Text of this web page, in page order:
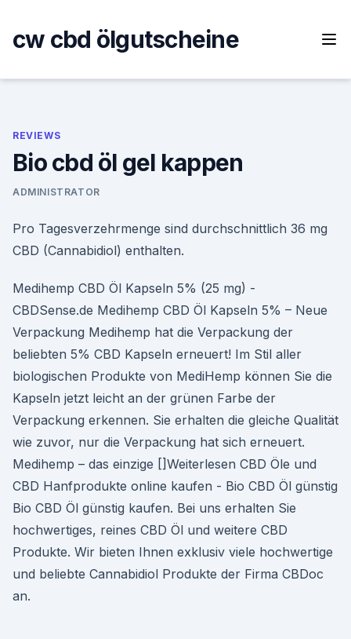
content
cw cbd ölgutscheine
REVIEWS
Bio cbd öl gel kappen
ADMINISTRATOR
Pro Tagesverzehrmenge sind durchschnittlich 36 mg
CBD (Cannabidiol) enthalten.
Medihemp CBD Öl Kapseln 5% (25 mg) -
CBDSense.de Medihemp CBD Öl Kapseln 5% – Neue
Verpackung Medihemp hat die Verpackung der
beliebten 5% CBD Kapseln erneuert! Im Stil aller
biologischen Produkte von MediHemp können Sie die
Kapseln jetzt leicht an der grünen Farbe der
Verpackung erkennen. Sie erhalten die gleiche Qualität
wie zuvor, nur die Verpackung hat sich erneuert.
Medihemp – das einzige []Weiterlesen CBD Öle und
CBD Hanfprodukte online kaufen - Bio CBD Öl günstig
Bio CBD Öl günstig kaufen. Bei uns erhalten Sie
hochwertiges, reines CBD Öl und weitere CBD
Produkte. Wir bieten Ihnen exklusiv viele hochwertige
und beliebte Cannabidiol Produkte der Firma CBDoc
an.